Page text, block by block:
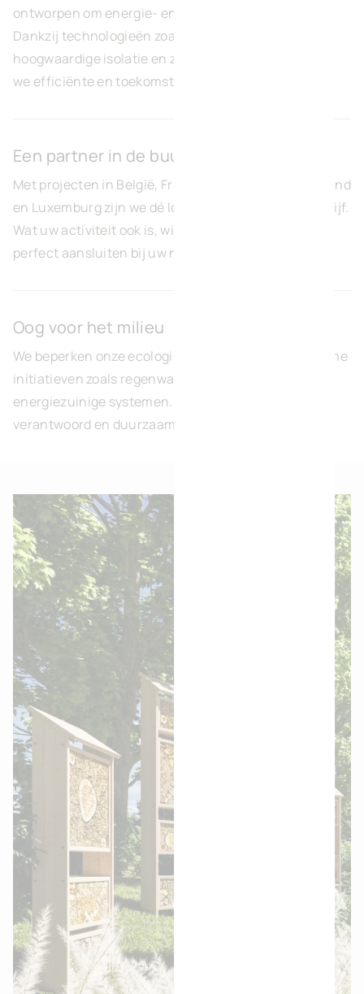
ontworpen om energie- en CO
Dankzij technologieën zoals geothermie,
hoogwaardige isolatie en zonnepanelen garanderen
we efficiënte en toekomstgerichte oplossingen.
Een partner in de buurt
Met projecten in België, Frankrijk, Duitsland, Nederland
en Luxemburg zijn we dé lokale partner voor uw bedrijf.
Wat uw activiteit ook is, wij bieden oplossingen die
perfect aansluiten bij uw noden.
Oog voor het milieu
We beperken onze ecologische voetafdruk met slimme
initiatieven zoals regenwateropvang, filtratie en
energiezuinige systemen. Zo dragen we bij aan
verantwoord en duurzaam ondernemen.